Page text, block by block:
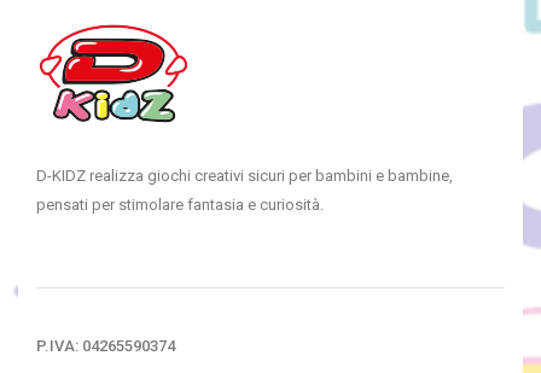
D-KIDZ realizza giochi creativi sicuri per bambini e bambine,
pensati per stimolare fantasia e curiosità.
P.IVA: 04265590374